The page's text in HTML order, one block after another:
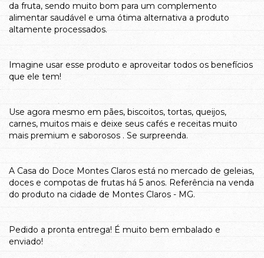
da fruta, sendo muito bom para um complemento
alimentar saudável e uma ótima alternativa a produto
altamente processados.
Imagine usar esse produto e aproveitar todos os benefícios
que ele tem!
Use agora mesmo em pães, biscoitos, tortas, queijos,
carnes, muitos mais e deixe seus cafés e receitas muito
mais premium e saborosos . Se surpreenda.
A Casa do Doce Montes Claros está no mercado de geleias,
doces e compotas de frutas há 5 anos. Referência na venda
do produto na cidade de Montes Claros - MG.
Pedido a pronta entrega! É muito bem embalado e
enviado!